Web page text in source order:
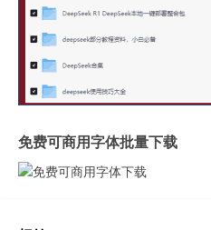
免费可商用字体批量下载